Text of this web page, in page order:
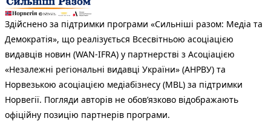
Здійснено за підтримки програми «Сильніші разом: Медіа та
Демократія», що реалізується Всесвітньою асоціацією
видавців новин (WAN-IFRA) у партнерстві з Асоціацією
«Незалежні регіональні видавці України» (АНРВУ) та
Норвезькою асоціацією медіабізнесу (MBL) за підтримки
Норвегії. Погляди авторів не обов’язково відображають
офіційну позицію партнерів програми.